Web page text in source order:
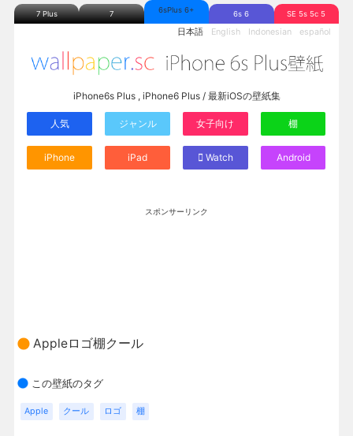
7 Plus 7 6sPlus 6+ 6s 6 SE 5s 5c 5
日本語 English Indonesian español
iPhone6s Plus , iPhone6 Plus / 最新iOSの壁紙集
人気 ジャンル 女子向け 棚
iPhone iPad Watch Android
スポンサーリンク
Appleロゴ棚クール
この壁紙のタグ
Apple クール ロゴ 棚